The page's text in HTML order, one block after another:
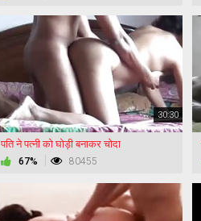
30:30
पति ने पत्नी को घोड़ी बनाकर चोदा
67% 80455